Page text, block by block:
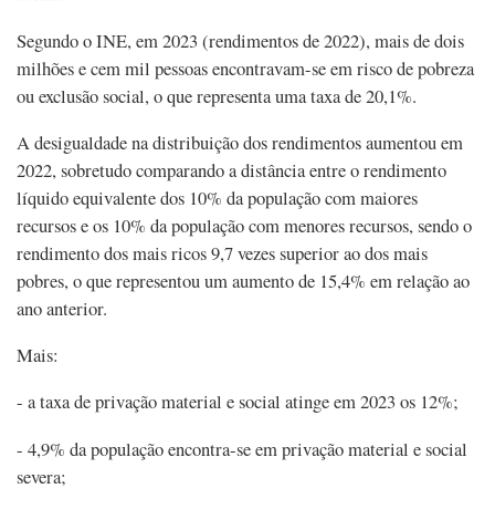
Segundo o INE, em 2023 (rendimentos de 2022), mais de dois
milhões e cem mil pessoas encontravam-se em risco de pobreza
ou exclusão social, o que representa uma taxa de 20,1%.
A desigualdade na distribuição dos rendimentos aumentou em
2022, sobretudo comparando a distância entre o rendimento
líquido equivalente dos 10% da população com maiores
recursos e os 10% da população com menores recursos, sendo o
rendimento dos mais ricos 9,7 vezes superior ao dos mais
pobres, o que representou um aumento de 15,4% em relação ao
ano anterior.
Mais:
- a taxa de privação material e social atinge em 2023 os 12%;
- 4,9% da população encontra-se em privação material e social
severa;